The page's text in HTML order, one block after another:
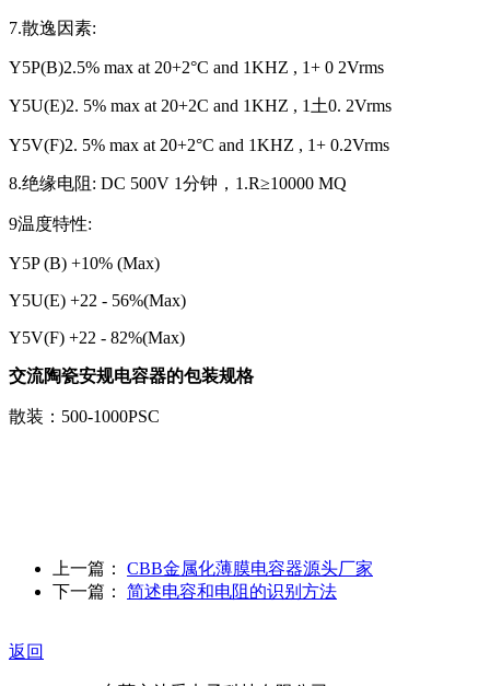
7.散逸因素:
Y5P(B)2.5% max at 20+2°C and 1KHZ , 1+ 0 2Vrms
Y5U(E)2. 5% max at 20+2C and 1KHZ , 1土0. 2Vrms
Y5V(F)2. 5% max at 20+2°C and 1KHZ , 1+ 0.2Vrms
8.绝缘电阻: DC 500V 1分钟，1.R≥10000 MQ
9温度特性:
Y5P (B) +10% (Max)
Y5U(E) +22 - 56%(Max)
Y5V(F) +22 - 82%(Max)
交流陶瓷安规电容器的包装规格
散装：500-1000PSC
上一篇： CBB金属化薄膜电容器源头厂家
下一篇： 简述电容和电阻的识别方法
返回